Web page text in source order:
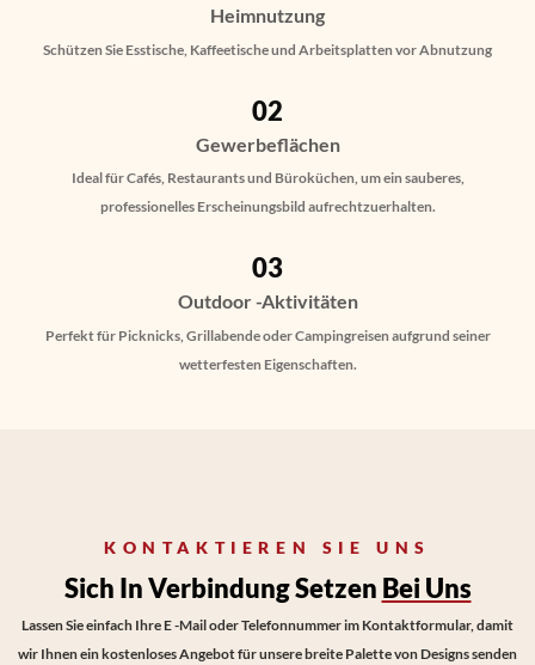
Heimnutzung
Schützen Sie Esstische, Kaffeetische und Arbeitsplatten vor Abnutzung
02
Gewerbeflächen
Ideal für Cafés, Restaurants und Büroküchen, um ein sauberes,
professionelles Erscheinungsbild aufrechtzuerhalten.
03
Outdoor -Aktivitäten
Perfekt für Picknicks, Grillabende oder Campingreisen aufgrund seiner
wetterfesten Eigenschaften.
KONTAKTIEREN SIE UNS
Sich In Verbindung Setzen Bei Uns
Lassen Sie einfach Ihre E -Mail oder Telefonnummer im Kontaktformular, damit
wir Ihnen ein kostenloses Angebot für unsere breite Palette von Designs senden